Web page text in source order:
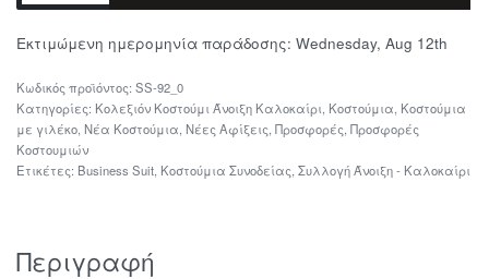
Εκτιμώμενη ημερομηνία παράδοσης: Wednesday, Aug 12th
SS-92_0
Κατηγορίες: Κολεξιόν Κοστούμι Άνοιξη Καλοκαίρι Κοστούμια Κοστούμια
με γιλέκο Νέα Κοστούμια Νέες Αφίξεις Προσφορές Προσφορές
Κοστουμιών
Ετικέτες: Business Suit Κοστούμια Συνοδείας Συλλογή Άνοιξη - Καλοκαίρι
Περιγραφή